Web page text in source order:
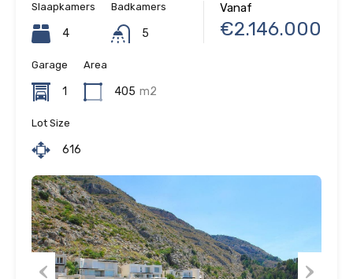
Vanaf
€2.146.000
Slaapkamers
4
Badkamers
5
Garage
1
Area
405 m2
Lot Size
616